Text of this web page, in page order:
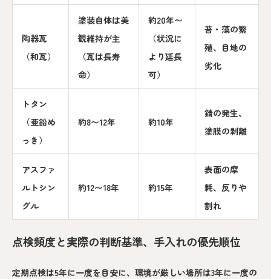
陶器瓦
（和瓦）
塗装自体は美
観維持が主
（瓦は長寿
命）
約20年〜
（状況に
より延長
可）
苔・藻の繁
殖、目地の
劣化
トタン
（亜鉛め
っき）
約8〜12年 約10年
錆の発生、
塗膜の剥離
アスファ
ルトシン
グル
約12〜18年 約15年
表面の摩
耗、反りや
割れ
点検頻度と実際の判断基準、手入れの優先順位
定期点検は5年に一度を目安に、環境が厳しい場所は3年に一度の